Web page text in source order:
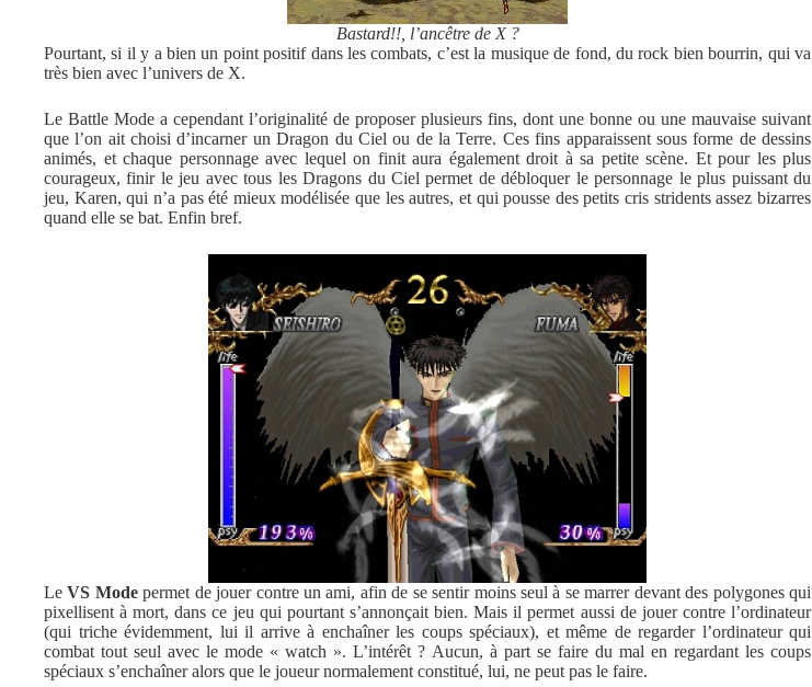
Bastard!!, l’ancêtre de X ?
Pourtant, si il y a bien un point positif dans les combats, c’est la musique de fond, du rock bien bourrin, qui va
très bien avec l’univers de X.
Le Battle Mode a cependant l’originalité de proposer plusieurs fins, dont une bonne ou une mauvaise suivant
que l’on ait choisi d’incarner un Dragon du Ciel ou de la Terre. Ces fins apparaissent sous forme de dessins
animés, et chaque personnage avec lequel on finit aura également droit à sa petite scène. Et pour les plus
courageux, finir le jeu avec tous les Dragons du Ciel permet de débloquer le personnage le plus puissant du
jeu, Karen, qui n’a pas été mieux modélisée que les autres, et qui pousse des petits cris stridents assez bizarres
quand elle se bat. Enfin bref.
LeVS Modepermet de jouer contre un ami, afin de se sentir moins seul à se marrer devant des polygones qui
pixellisent à mort, dans ce jeu qui pourtant s’annonçait bien. Mais il permet aussi de jouer contre l’ordinateur
(qui triche évidemment, lui il arrive à enchaîner les coups spéciaux), et même de regarder l’ordinateur qui
combat tout seul avec le mode « watch ». L’intérêt ? Aucun, à part se faire du mal en regardant les coups
spéciaux s’enchaîner alors que le joueur normalement constitué, lui, ne peut pas le faire.